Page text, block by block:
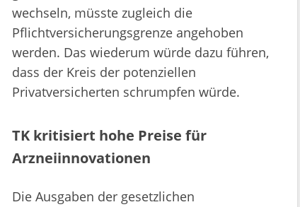
wechseln, müsste zugleich die
Pflichtversicherungsgrenze angehoben
werden. Das wiederum würde dazu führen,
dass der Kreis der potenziellen
Privatversicherten schrumpfen würde.
TK kritisiert hohe Preise für
Arzneiinnovationen
Die Ausgaben der gesetzlichen